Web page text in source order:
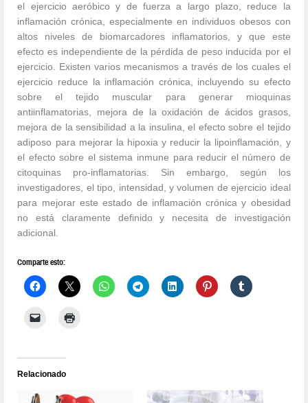
el ejercicio aeróbico y de fuerza a largo plazo, reduce la
inflamación crónica, especialmente en individuos obesos con
altos niveles de biomarcadores inflamatorios, y que este
efecto es independiente de la pérdida de peso inducida por el
ejercicio. Existen varios mecanismos a través de los cuales el
ejercicio reduce la inflamación crónica, incluyendo su efecto
sobre el tejido muscular para generar mioquinas
antiinflamatorias, mejora de la oxidación de ácidos grasos,
mejora de la sensibilidad a la insulina, el efecto sobre el tejido
adiposo para mejorar la hipoxia y reducir la lipoinflamación, y
el efecto sobre el sistema inmune para reducir el número de
citoquinas pro-inflamatorias. Sin embargo, según los
investigadores, el tipo, intensidad, y volumen de ejercicio ideal
para mejorar este estado de inflamación crónica y obesidad
no está claramente definido y necesita de investigación
adicional.
Comparte esto:
Relacionado